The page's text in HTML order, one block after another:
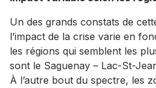
Un des grands constats de
l’impact de la crise varie en
les régions qui semblent les
sont le Saguenay – Lac-St-
À l’autre bout du spectre, les